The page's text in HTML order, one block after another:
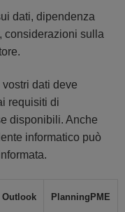
dati, dipendenza
considerazioni sulla
dati deve
requisiti di
disponibili. Anche
informatico può
Outlook PlanningPME